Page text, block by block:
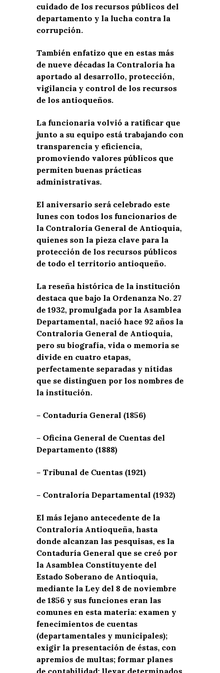
cuidado de los recursos públicos del
departamento y la lucha contra la
corrupción.
También enfatizo que en estas más
de nueve décadas la Contraloría ha
aportado al desarrollo, protección,
vigilancia y control de los recursos
de los antioqueños.
La funcionaria volvió a ratificar que
junto a su equipo está trabajando con
transparencia y eficiencia,
promoviendo valores públicos que
permiten buenas prácticas
administrativas.
El aniversario será celebrado este
lunes con todos los funcionarios de
la Contraloría General de Antioquia,
quienes son la pieza clave para la
protección de los recursos públicos
de todo el territorio antioqueño.
La reseña histórica de la institución
destaca que bajo la Ordenanza No. 27
de 1932, promulgada por la Asamblea
Departamental, nació hace 92 años la
Contraloría General de Antioquia,
pero su biografía, vida o memoria se
divide en cuatro etapas,
perfectamente separadas y nítidas
que se distinguen por los nombres de
la institución.
– Contaduría General (1856)
– Oficina General de Cuentas del
Departamento (1888)
– Tribunal de Cuentas (1921)
– Contraloría Departamental (1932)
El más lejano antecedente de la
Contraloría Antioqueña, hasta
donde alcanzan las pesquisas, es la
Contaduría General que se creó por
la Asamblea Constituyente del
Estado Soberano de Antioquia,
mediante la Ley del 8 de noviembre
de 1856 y sus funciones eran las
comunes en esta materia: examen y
fenecimientos de cuentas
(departamentales y municipales);
exigir la presentación de éstas, con
apremios de multas; formar planes
de contabilidad; llevar determinados